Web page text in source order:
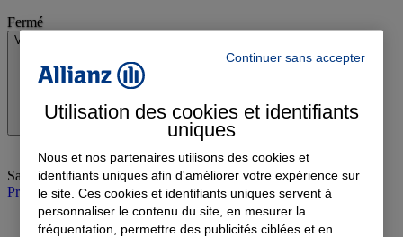
Fermé
Voir les horaires
Samedi: Fermé
Prendre rendez-vous à l'agence
Continuer sans accepter
Utilisation des cookies et identifiants
uniques
Nous et nos partenaires utilisons des cookies et
identifiants uniques afin d'améliorer votre expérience sur
le site. Ces cookies et identifiants uniques servent à
personnaliser le contenu du site, en mesurer la
fréquentation, permettre des publicités ciblées et en